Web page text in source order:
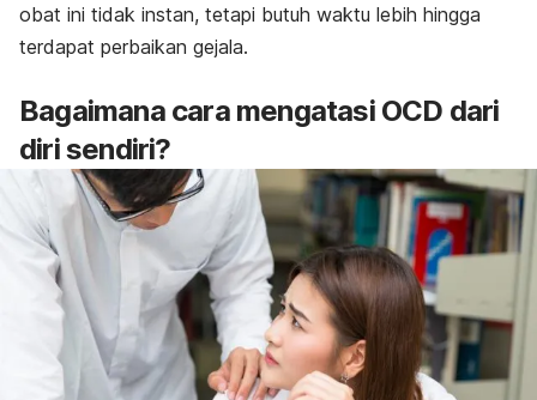
obat ini tidak instan, tetapi butuh waktu lebih hingga
terdapat perbaikan gejala.
Bagaimana cara mengatasi OCD dari
diri sendiri?